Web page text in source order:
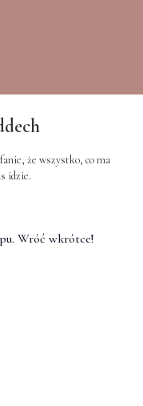
że wszystko, co ma
idzie.
Wróć wkrótce!